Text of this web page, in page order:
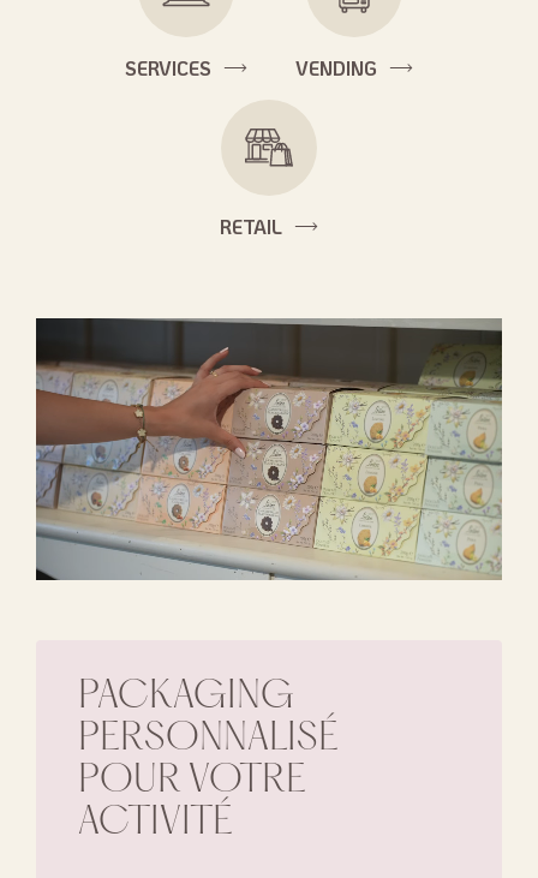
SERVICES VENDING
RETAIL
PACKAGING
PERSONNALISÉ
POUR VOTRE
ACTIVITÉ